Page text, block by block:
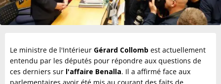
Le ministre de l'Intérieur Gérard Collomb est actuellement
entendu par les députés pour répondre aux questions de
ces derniers sur l'affaire Benalla. Il a affirmé face aux